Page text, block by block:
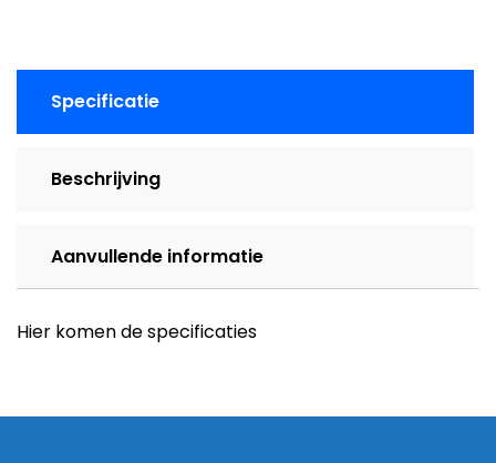
Specificatie
Beschrijving
Aanvullende informatie
Hier komen de specificaties